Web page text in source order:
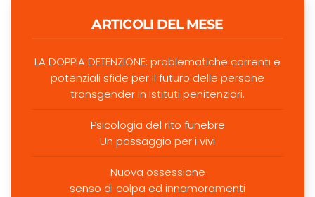
ARTICOLI DEL MESE
LA DOPPIA DETENZIONE: problematiche correnti e
potenziali sfide per il futuro delle persone
transgender in istituti penitenziari.
Psicologia del rito funebre
Un passaggio per i vivi
Nuova ossessione
senso di colpa ed innamoramenti